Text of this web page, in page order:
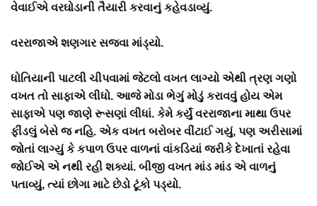
વેવાઈએ વરઘોડાની તૈયારી કરવાનું કહેવડાવ્યું.
વરરાજાએ શણગાર સજવા માંડ્યો.
ધોતિયાની પાટલી ચીપવામાં જેટલો વખત લાગ્યો એથી ત્રણ ગણો
વખત તો સાફાએ લીધો. આજે મોડા ભેગું મોડું કરાવવું હોય એમ
સાફાએ પણ જાણે રૂસણાં લીધાં. કેમે કર્યું વરરાજાના માથા ઉપર
ફીંડલું બેસે જ નહિ. એક વખત બરોબર વીંટાઈ ગયું, પણ અરીસામાં
જોતાં લાગ્યું કે કપાળ ઉપર વાળનાં વાંકડિયાં જરીકે દેખાતાં રહેવા
જોઈએ એ નથી રહી શક્યાં. બીજી વખત માંડ માંડ એ વાળનું
પતાવ્યું, ત્યાં છોગા માટે છેડો ટૂંકો પડ્યો.